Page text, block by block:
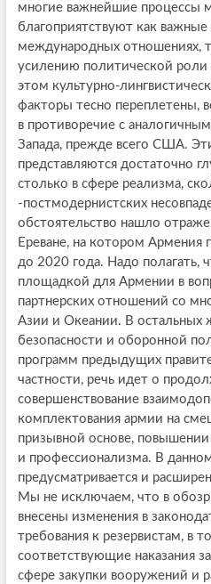
многие важнейшие процессы
благоприятствуют как
международных отношениях,
усилению политической роли
этом культурно-
факторы тесно переплетены,
в противоречие с
Запада, прежде всего США.
представляются достаточно
столько в сфере реализма,
-постмодернистских
обстоятельство нашло
Ереване, на котором Армения
до 2020 года. Надо полагать,
площадкой для Армении в
партнерских отношений со
Азии и Океании. В остальных
безопасности и оборонной
программ предыдущих
частности, речь идет о
совершенствование
комплектования армии на
призывной основе,
и профессионализма. В
предусматривается и
Мы не исключаем, что в
внесены изменения в
требования к резервистам, в
соответствующие наказания
сфере закупки вооружений и